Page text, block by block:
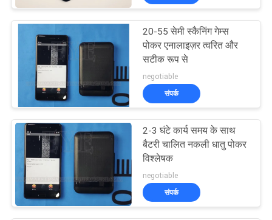
फैक्टरी
यात्रा
गुणवत्ता
नियंत्रण
हमसे
संपर्क
करें
चिह्नित कार्ड संपर्क लेंस
34
पोकर विश्लेषक
54
20-55 सेमी स्कैनिंग गेम्स
पोकर एनालाइज़र त्वरित और
सटीक रूप से
negotiable
संपर्क
2-3 घंटे कार्य समय के साथ
बैटरी चालित नकली धातु पोकर
विश्लेषक
negotiable
संपर्क